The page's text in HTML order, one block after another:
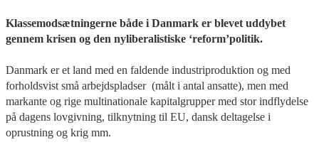
Klassemodsætningerne både i Danmark er blevet uddybet
gennem krisen og den nyliberalistiske ‘reform’politik.
Danmark er et land med en faldende industriproduktion og med
forholdsvist små arbejdspladser (målt i antal ansatte), men med
markante og rige multinationale kapitalgrupper med stor indflydelse
på dagens lovgivning, tilknytning til EU, dansk deltagelse i
oprustning og krig mm.